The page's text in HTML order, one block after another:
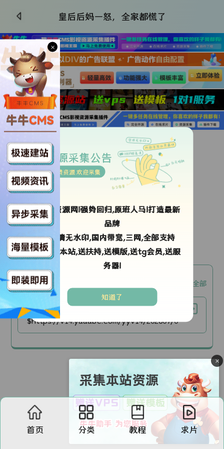
皇后后妈一怒，全家都慌了
更新全集
导演：未知
年代： 2026
中国大陆
语言：未知
更新时间：
剧情简介：
okm3u8【okm3u8】 复制全部
全集
$https://v14.yaaabc.com/yyv14/202607/08/r38qvJZbSz27/video/index.m3u8
首页 分类 教程 求片
资源采集公告
免费资源 欢迎采集
ok资源网!强势回归,原班人马!打造最新
品牌
高清无水印,国内带宽,三网,全部支持
采集本站,送扶持,送模版,送tg会员,送服
务器!
知道了
×
×